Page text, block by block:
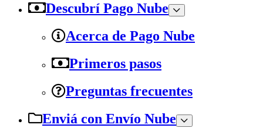
Descubrí Pago Nube
Acerca de Pago Nube
Primeros pasos
Preguntas frecuentes
Enviá con Envío Nube